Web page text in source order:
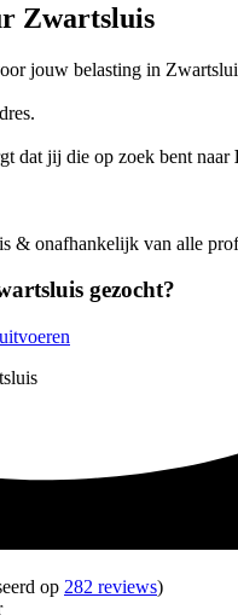
Zwartsluis
jouw belasting in
dat jij die op zoek bent naar
& onafhankelijk van alle
gezocht?
op 282 reviews)